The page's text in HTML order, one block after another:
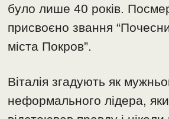
було лише 40 років.
присвоєно звання
міста Покров”.
Віталія згадують як
неформального лідера,